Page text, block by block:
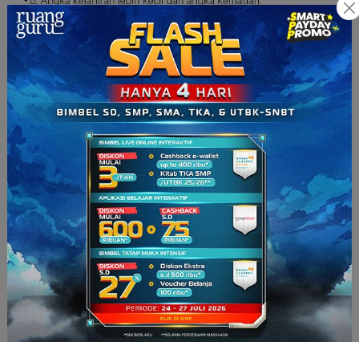
Squad, seperti apa ya, bentuk ketiga piramida tersebut?
Bentuk ketiga piramida tersebut dapat dilihat di gambar
(Sumber: aditya-hidayatullah.blogspot.com)
Bagaimana? Apakah kamu sudah mengerti dengan